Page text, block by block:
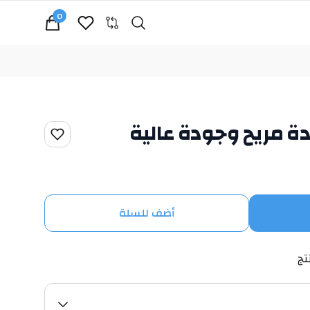
Search
0
view bag
مريح وجودة عالية
أضف للسلة